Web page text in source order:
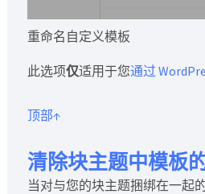
重命名自定义模板
此选项仅适用于您通过
顶部↑
清除块主题中模板
当对与您的块主题捆绑在一起